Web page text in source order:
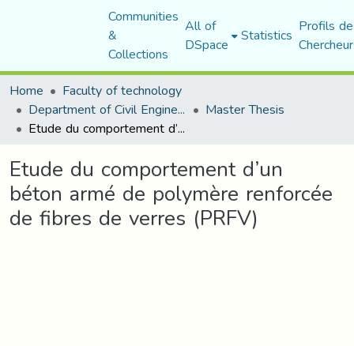
Communities
&
Collections
All of
DSpace Statistics Profils
Home
Faculty of technology
Department of Civil Engineering Master Thesis
Etude du comportement d’un béton armé de polymère renforcée de fibres de verres (PRFV)
Etude du comportement d’un
béton armé de polymère renforcée
de fibres de verres (PRFV)